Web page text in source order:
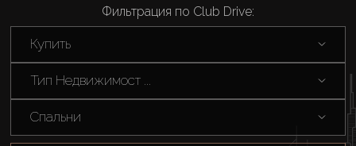
Фильтрация по Club Drive:
Купить
Тип Недвижимост ...
Спальни